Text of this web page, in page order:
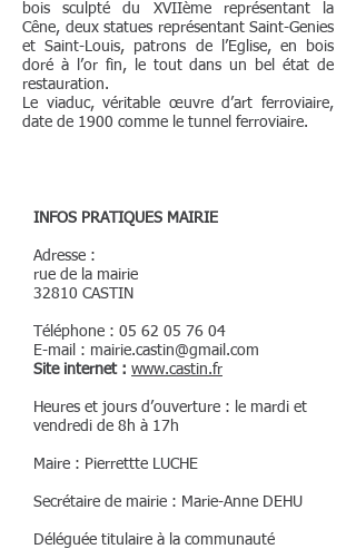
bois sculpté du XVIIème représentant la
Cêne, deux statues représentant Saint-Genies
et Saint-Louis, patrons de l’Eglise, en bois
doré à l’or fin, le tout dans un bel état de
restauration.
Le viaduc, véritable œuvre d’art ferroviaire,
date de 1900 comme le tunnel ferroviaire.
INFOS PRATIQUES MAIRIE
Adresse :
rue de la mairie
32810 CASTIN
Téléphone : 05 62 05 76 04
E-mail : mairie.castin@gmail.com
Site internet : www.castin.fr
Heures et jours d’ouverture : le mardi et
vendredi de 8h à 17h
Maire : Pierrettte LUCHE
Secrétaire de mairie : Marie-Anne DEHU
Déléguée titulaire à la communauté